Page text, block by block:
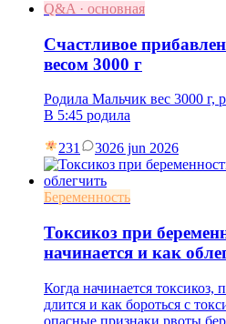
Q&A · основная
Счастливое
весом 3000 г
Родила Мальчик вес 3000 г,
В 5:45 родила
231 3026 jun 2026
Беременность
Токсикоз при
начинается и как
Когда начинается токсикоз,
длится и как бороться с
опасные признаки рвоты